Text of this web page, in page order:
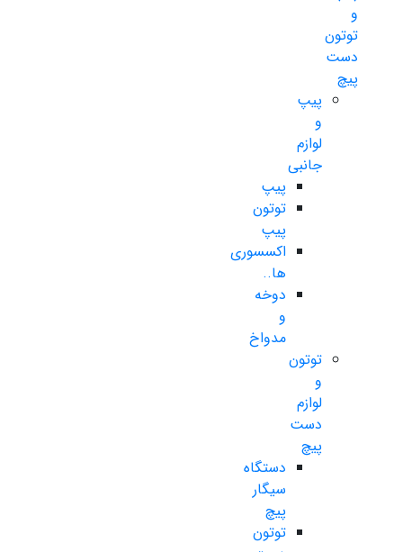
و
توتون
دست
پیچ
پیپ
و
لوازم
جانبی
پیپ
توتون
پیپ
اکسسوری
ها..
دوخه
و
مدواخ
توتون
و
لوازم
دست
پیچ
دستگاه
سیگار
پیچ
توتون